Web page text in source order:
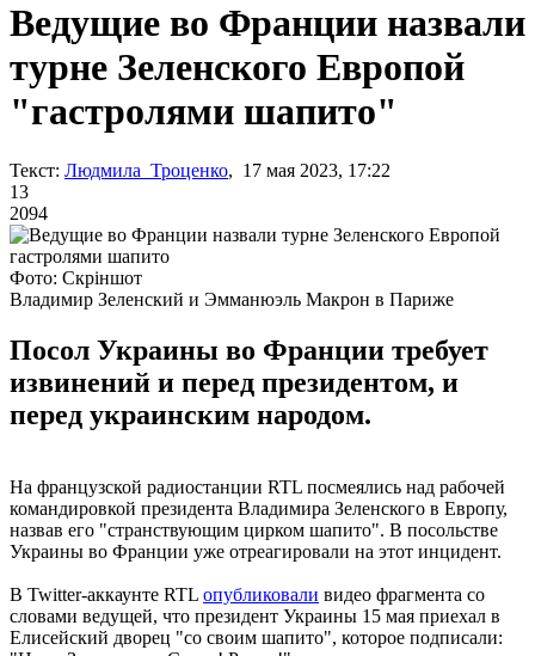
Ведущие во Франции назвали
турне Зеленского Европой
"гастролями шапито"
Текст: Людмила Троценко, 17 мая 2023, 17:22
13
2094
Фото: Скріншот
Владимир Зеленский и Эмманюэль Макрон в Париже
Посол Украины во Франции требует
извинений и перед президентом, и
перед украинским народом.
На французской радиостанции RTL посмеялись над рабочей
командировкой президента Владимира Зеленского в Европу,
назвав его "странствующим цирком шапито". В посольстве
Украины во Франции уже отреагировали на этот инцидент.
В Twitter-аккаунте RTL опубликовали видео фрагмента со
словами ведущей, что президент Украины 15 мая приехал в
Елисейский дворец "со своим шапито", которое подписали: